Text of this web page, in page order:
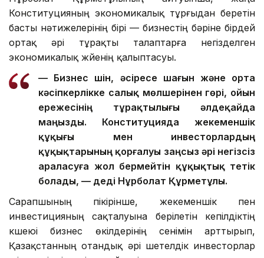
Конституцияның экономикалық тұрғыдан беретін
басты нәтижелерінің бірі — бизнестің бәріне бірдей
ортақ әрі тұрақты талаптарға негізделген
экономикалық жүйенің қалыптасуы.
— Бизнес үшін, әсіресе шағын және орта
кәсіпкерлікке салық мөлшерінен гөрі, ойын
ережесінің тұрақтылығы әлдеқайда
маңызды. Конституцияда жекеменшік
құқығы мен инвесторлардың
құқықтарының қорғалуы заңсыз әрі негізсіз
араласуға жол бермейтін құқықтық тетік
болады, — деді Нұрболат Құрметұлы.
Сарапшының пікірінше, жекеменшік пен
инвестицияның сақталуына берілетін кепілдіктің
күшеюі бизнес өкілдерінің сенімін арттырып,
Қазақстанның отандық әрі шетелдік инвесторлар